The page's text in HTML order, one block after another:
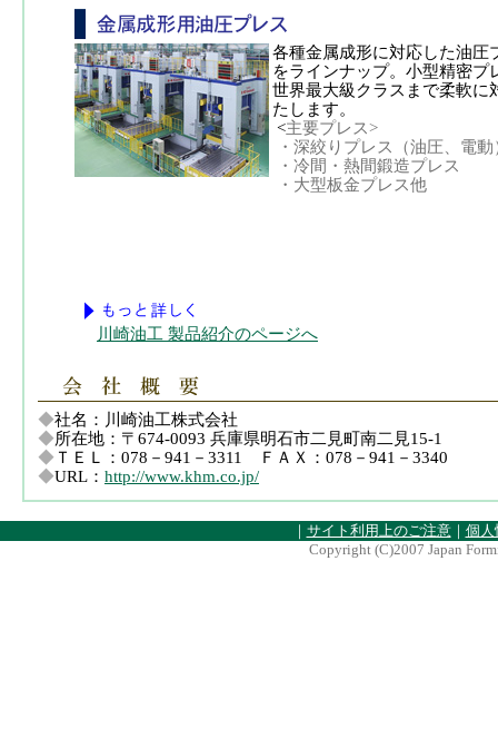
各種金属成形に対応した油圧
をラインナップ。小型精密プ
世界最大級クラスまで柔軟に
たします。
<主要プレス>
・深絞りプレス（油圧、電動
・冷間・熱間鍛造プレス
・大型板金プレス他
川崎油工 製品紹介のページへ
◆社名：川崎油工株式会社
◆所在地：〒 674-0093 兵庫県明石市二見町南二見15-1
◆ ＴＥＬ： 078－941－3311 ＦＡＸ： 078－941－3340
◆URL： http://www.khm.co.jp/
｜ サイト利用上のご注意｜ 個人
Copyright (C)2007 Japan